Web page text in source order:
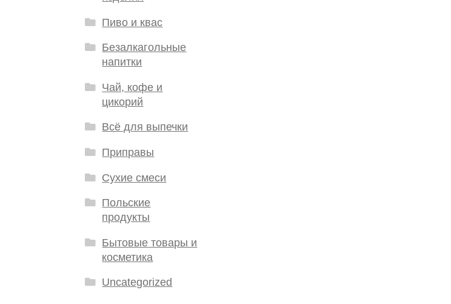
Пиво и квас
Безалкагольные
напитки
Чай, кофе и
цикорий
Всё для выпечки
Приправы
Сухие смеси
Польские
продукты
Бытовые товары и
косметика
Uncategorized